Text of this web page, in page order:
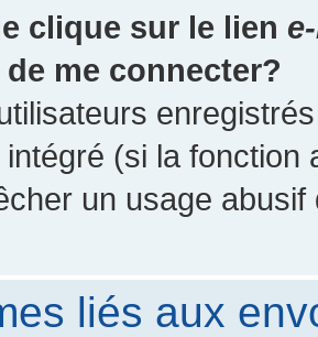
clique sur le lien
me connecter?
(si la fonction
un usage
liés aux